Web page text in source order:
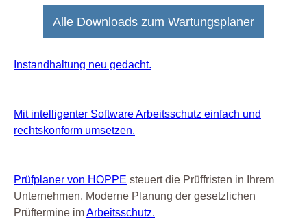
Alle Downloads zum Wartungsplaner
Instandhaltung neu gedacht.
Mit intelligenter Software Arbeitsschutz einfach und
rechtskonform umsetzen.
Prüfplaner von HOPPE steuert die Prüffristen in Ihrem
Unternehmen. Moderne Planung der gesetzlichen
Prüftermine imArbeitsschutz.